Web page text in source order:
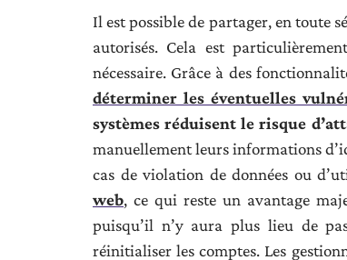
Il est possible de partager, en toute
autorisés. Cela est
nécessaire. Grâce à des
déterminer les éventuelles
systèmes réduisent le risque
manuellement leurs informations
cas de violation de données ou
web, ce qui reste un avantage
puisqu’il n’y aura plus lieu de
réinitialiser les comptes. Les